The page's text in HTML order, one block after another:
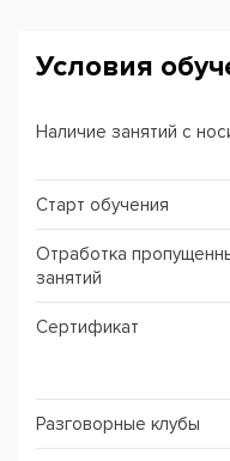
Условия
Наличие занятий с
Старт обучения
Отработка
занятий
Сертификат
Разговорные клубы